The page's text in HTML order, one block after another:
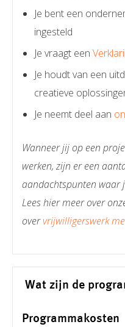
Je bent een
ingesteld
Je vraagt een
Je houdt van een
creatieve
Je neemt deel aan
Wanneer jij op een
werken, zijn er een
aandachtspunten waar
Lees hier meer over
overvrijwilligerswerk
Wat zijn de
Programmakosten